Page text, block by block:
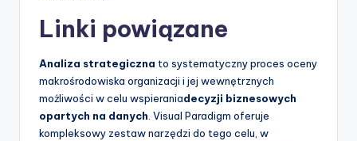
Linki powiązane
Analiza strategiczna to systematyczny proces oceny
makrośrodowiska organizacji i jej wewnętrznych
możliwości w celu wspieraniadecyzji biznesowych
opartych na danych . Visual Paradigm oferuje
kompleksowy zestaw narzędzi do tego celu, w